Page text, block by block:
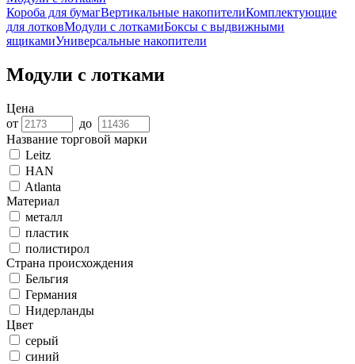
Короба для бумагВертикальные накопителиКомплектующие
для лотковМодули с лоткамиБоксы с выдвижными
ящикамиУниверсальные накопители
Модули с лотками
Цена
от
до
Название торговой марки
Leitz
HAN
Atlanta
Материал
металл
пластик
полистирол
Страна происхождения
Бельгия
Германия
Нидерланды
Цвет
серый
синий